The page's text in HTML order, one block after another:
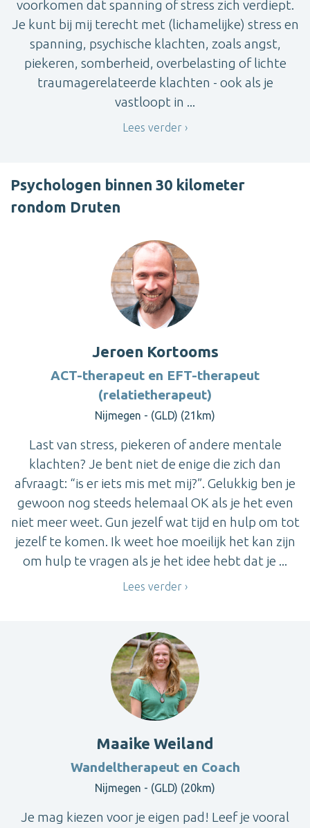
voorkomen dat spanning of stress zich verdiept.
Je kunt bij mij terecht met (lichamelijke) stress en
spanning, psychische klachten, zoals angst,
piekeren, somberheid, overbelasting of lichte
traumagerelateerde klachten - ook als je
vastloopt in ...
Lees verder
Psychologen binnen 30 kilometer
rondom Druten
Jeroen Kortooms
ACT-therapeut en EFT-therapeut
(relatietherapeut)
Nijmegen - (GLD) (21km)
Last van stress, piekeren of andere mentale
klachten? Je bent niet de enige die zich dan
afvraagt: “is er iets mis met mij?”. Gelukkig ben je
gewoon nog steeds helemaal OK als je het even
niet meer weet. Gun jezelf wat tijd en hulp om tot
jezelf te komen. Ik weet hoe moeilijk het kan zijn
om hulp te vragen als je het idee hebt dat je ...
Lees verder
Maaike Weiland
Wandeltherapeut en Coach
Nijmegen - (GLD) (20km)
Je mag kiezen voor je eigen pad! Leef je vooral